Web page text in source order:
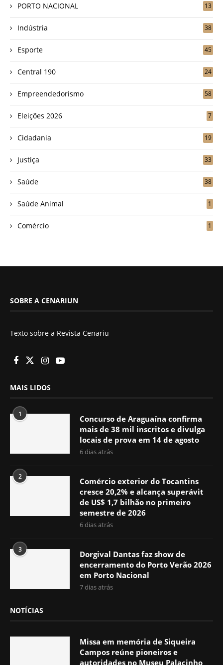
PORTO NACIONAL 13
Indústria 38
Esporte 45
Central 190 24
Empreendedorismo 58
Eleições 2026 7
Cidadania 19
Justiça 33
Saúde 38
Saúde Animal 1
Comércio 1
SOBRE A CENARIUN
Texto sobre a Revista Cenariu
MAIS LIDOS
1
Concurso de Araguaína confirma
mais de 38 mil inscritos e divulga
locais de prova em 14 de agosto
6 dias atrás
2
Comércio exterior do Tocantins
cresce 20,2% e alcança superávit
de US$ 1,7 bilhão no primeiro
semestre de 2026
6 dias atrás
3
Dorgival Dantas faz show de
encerramento do Porto Verão 2026
em Porto Nacional
7 dias atrás
NOTÍCIAS
Missa em memória de Siqueira
Campos reúne pioneiros e
autoridades no Museu Palacinho